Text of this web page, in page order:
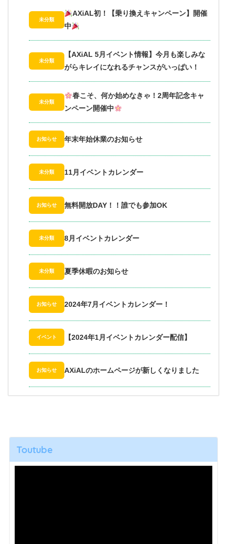
未分類
AXiAL初！【乗り換えキャンペーン】開催
中
未分類
【AXiAL 5月イベント情報】今月も楽しみな
がらキレイになれるチャンスがいっぱい！
未分類
春こそ、何か始めなきゃ！2周年記念キャ
ンペーン開催中
お知らせ 年末年始休業のお知らせ
未分類 11月イベントカレンダー
お知らせ 無料開放DAY！！誰でも参加OK
未分類 8月イベントカレンダー
未分類 夏季休暇のお知らせ
お知らせ 2024年7月イベントカレンダー！
イベント 【2024年1月イベントカレンダー配信】
お知らせ AXiALのホームページが新しくなりました
Toutube